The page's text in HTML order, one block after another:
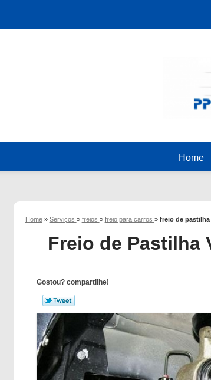
Home
Home » Serviços » freios » freio para carros » freio de
Freio de Pastilha
Gostou? compartilhe!